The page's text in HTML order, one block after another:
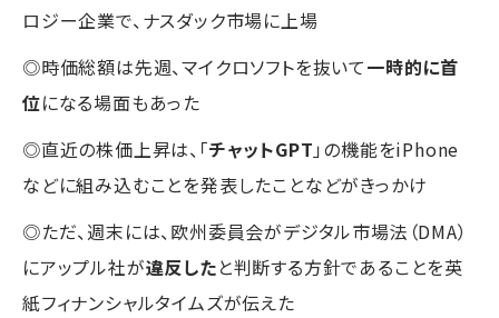
ロジー企業で、ナスダック市場に上場
◎時価総額は先週、マイクロソフトを抜いて一時的に首
位になる場面もあった
◎直近の株価上昇は、「チャットGPT 」の機能をiPhone
などに組み込むことを発表したことなどがきっかけ
◎ただ、週末には、欧州委員会がデジタル市場法（DMA）
にアップル社が違反したと判断する方針であることを英
紙フィナンシャルタイムズが伝えた